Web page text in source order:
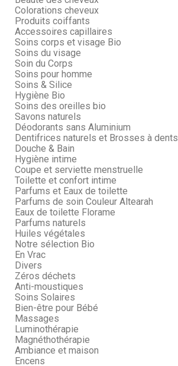
Colorations cheveux
Produits coiffants
Accessoires capillaires
Soins corps et visage Bio
Soins du visage
Soin du Corps
Soins pour homme
Soins & Silice
Hygiène Bio
Soins des oreilles bio
Savons naturels
Déodorants sans Aluminium
Dentifrices naturels et Brosses à dents
Douche & Bain
Hygiène intime
Coupe et serviette menstruelle
Toilette et confort intime
Parfums et Eaux de toilette
Parfums de soin Couleur Altearah
Eaux de toilette Florame
Parfums naturels
Huiles végétales
Notre sélection Bio
En Vrac
Divers
Zéros déchets
Anti-moustiques
Soins Solaires
Bien-être pour Bébé
Massages
Luminothérapie
Magnéthothérapie
Ambiance et maison
Encens